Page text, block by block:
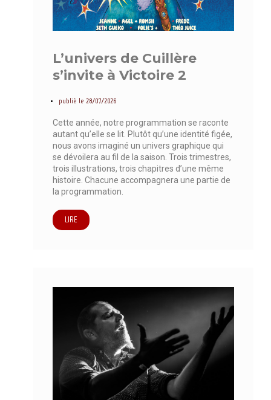
L’univers de Cuillère
s’invite à Victoire 2
publié le 28/07/2026
Cette année, notre programmation se raconte
autant qu’elle se lit. Plutôt qu’une identité figée,
nous avons imaginé un univers graphique qui
se dévoilera au fil de la saison. Trois trimestres,
trois illustrations, trois chapitres d’une même
histoire. Chacune accompagnera une partie de
la programmation.
LIRE